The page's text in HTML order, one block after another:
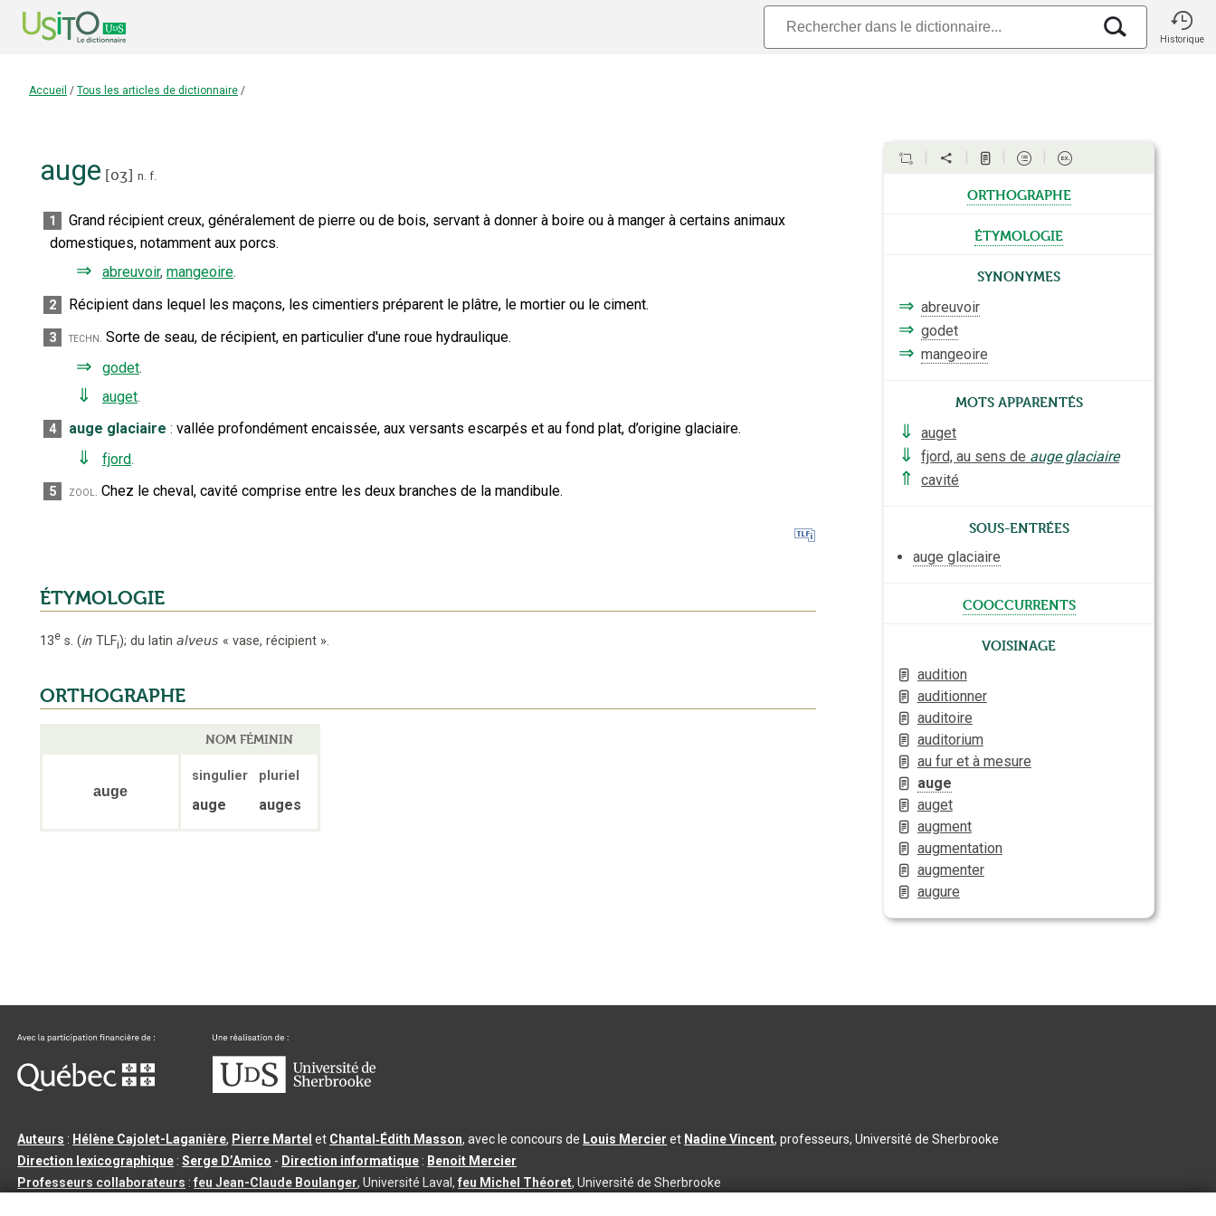
Historique
Accueil / Tous les articles de dictionnaire /
auge [oʒ] n. f.
1
Grand récipient creux, généralement de pierre ou de bois, servant à donner à boire ou à manger à certains animaux
domestiques, notamment aux porcs.
⇒ abreuvoir, mangeoire.
2 Récipient dans lequel les maçons, les cimentiers préparent le plâtre, le mortier ou le ciment.
3 techn. Sorte de seau, de récipient, en particulier d'une roue hydraulique.
⇒ godet.
⇓ auget.
4 auge glaciaire : vallée profondément encaissée, aux versants escarpés et au fond plat, d’origine glaciaire.
⇓ fjord.
5 zool. Chez le cheval, cavité comprise entre les deux branches de la mandibule.
ÉTYMOLOGIE
13e s. (in TLFi); du latin alveus « vase, récipient ».
ORTHOGRAPHE
NOM FÉMININ
auge
singulier pluriel
auge auges
orthographe
étymologie
Synonymes
⇒ abreuvoir
⇒ godet
⇒ mangeoire
Mots apparentés
⇓
auget
⇓ fjord, au sens de auge glaciaire
⇑ cavité
Sous-entrées
auge glaciaire
cooccurrents
Voisinage
audition
auditionner
auditoire
auditorium
au fur et à mesure
auge
auget
augment
augmentation
augmenter
augure
Auteurs : Hélène Cajolet-Laganière, Pierre Martel et Chantal‑Édith Masson, avec le concours de Louis Mercier et Nadine Vincent, professeurs, Université de Sherbrooke
Direction lexicographique :Serge D’Amico - Direction informatique : Benoit Mercier
Professeurs collaborateurs :feu Jean-Claude Boulanger, Université Laval,feu Michel Théoret, Université de Sherbrooke